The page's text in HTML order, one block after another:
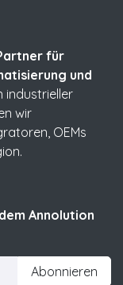
für
und
industrieller
wir
OEMs
Annolution
Abonnieren